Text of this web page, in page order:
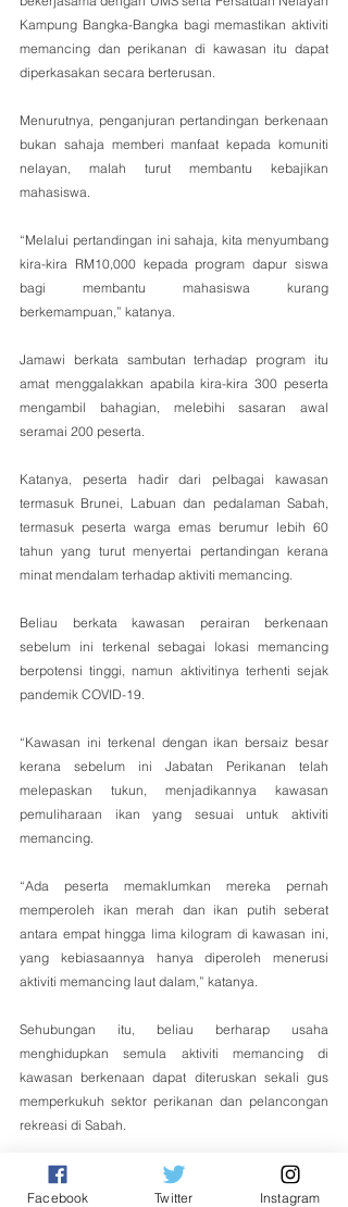
Kampung Bangka-Bangka bagi memastikan aktiviti
memancing dan perikanan di kawasan itu dapat
diperkasakan secara berterusan.
Menurutnya, penganjuran pertandingan berkenaan
bukan sahaja memberi manfaat kepada komuniti
nelayan, malah turut membantu kebajikan
mahasiswa.
“Melalui pertandingan ini sahaja, kita menyumbang
kira-kira RM10,000 kepada program dapur siswa
bagi membantu mahasiswa kurang
berkemampuan,” katanya.
Jamawi berkata sambutan terhadap program itu
amat menggalakkan apabila kira-kira 300 peserta
mengambil bahagian, melebihi sasaran awal
seramai 200 peserta.
Katanya, peserta hadir dari pelbagai kawasan
termasuk Brunei, Labuan dan pedalaman Sabah,
termasuk peserta warga emas berumur lebih 60
tahun yang turut menyertai pertandingan kerana
minat mendalam terhadap aktiviti memancing.
Beliau berkata kawasan perairan berkenaan
sebelum ini terkenal sebagai lokasi memancing
berpotensi tinggi, namun aktivitinya terhenti sejak
pandemik COVID-19.
“Kawasan ini terkenal dengan ikan bersaiz besar
kerana sebelum ini Jabatan Perikanan telah
melepaskan tukun, menjadikannya kawasan
pemuliharaan ikan yang sesuai untuk aktiviti
memancing.
“Ada peserta memaklumkan mereka pernah
memperoleh ikan merah dan ikan putih seberat
antara empat hingga lima kilogram di kawasan ini,
yang kebiasaannya hanya diperoleh menerusi
aktiviti memancing laut dalam,” katanya.
Sehubungan itu, beliau berharap usaha
menghidupkan semula aktiviti memancing di
kawasan berkenaan dapat diteruskan sekali gus
memperkukuh sektor perikanan dan pelancongan
rekreasi di Sabah.
Turut hadir Pengarah Pusat Komunikasi Korporat, Dr
Rizal Zamani Idris; Pensyarah Kanan Institut Marin
Facebook Twitter Instagram